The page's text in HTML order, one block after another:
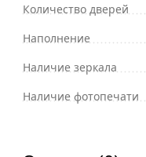
Количество дверей
Наполнение
Наличие зеркала
Наличие фотопечати